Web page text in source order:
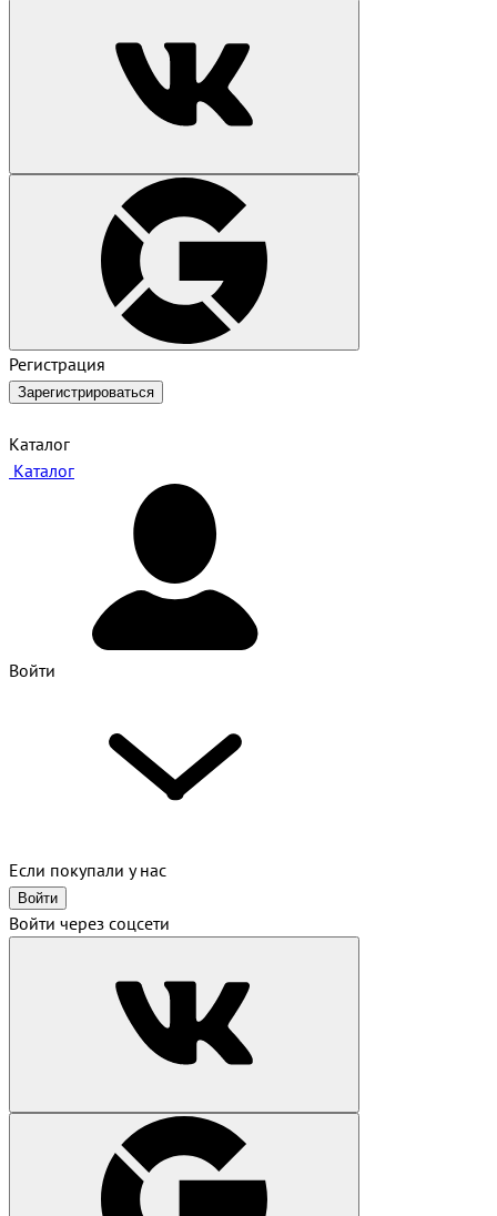
Регистрация
Зарегистрироваться
Каталог
Каталог
Войти
Если покупали у нас
Войти
Войти через соцсети